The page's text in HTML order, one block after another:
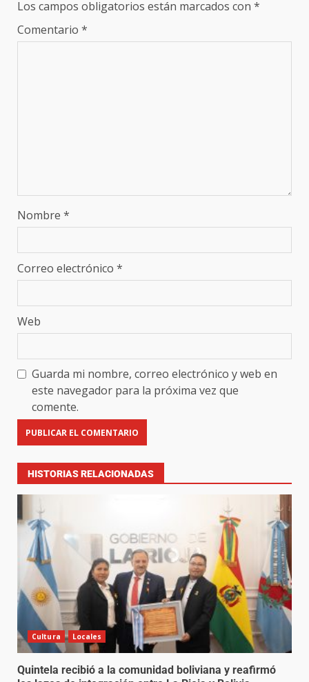
Los campos obligatorios están marcados con *
Comentario *
Nombre *
Correo electrónico *
Web
Guarda mi nombre, correo electrónico y web en
este navegador para la próxima vez que
comente.
HISTORIAS RELACIONADAS
Cultura Locales
Quintela recibió a la comunidad boliviana y reafirmó